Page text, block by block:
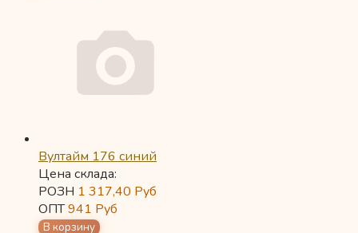
Вултайм 176 синий
Цена склада:
РОЗН 1 317,40 Руб
ОПТ941 Руб